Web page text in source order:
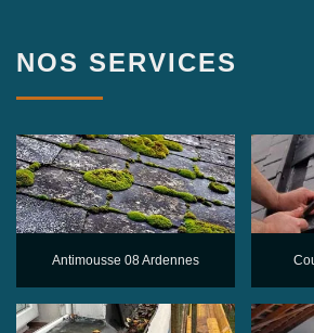
NOS SERVICES
Antimousse 08 Ardennes